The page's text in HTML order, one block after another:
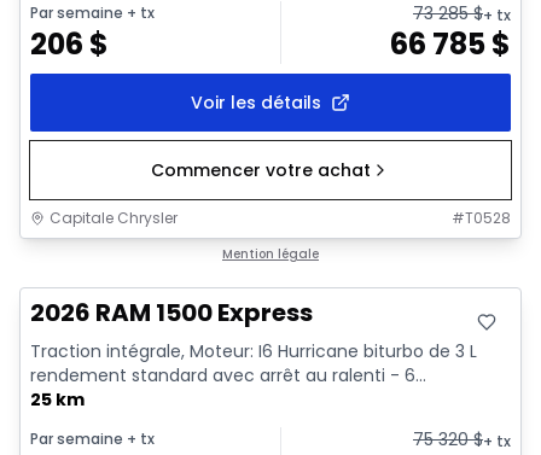
Par semaine + tx
206 $
73 285$+ tx
66 785$
Voir les détails
Commencer votre achat
Capitale Chrysler #T0528
Mention légale
2026 RAM 1500 Express
Traction intégrale, Moteur: I6 Hurricane biturbo de 3 L
rendement standard avec arrêt au ralenti - 6...
25 km
Par semaine + tx 75 320$+ tx